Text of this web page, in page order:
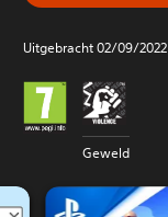
Uitgebracht 02/09/2022
Geweld